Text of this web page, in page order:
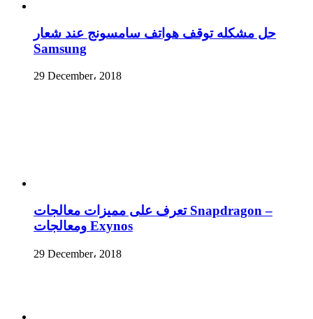
حل مشكله توقف هواتف سامسونج عند شعار
Samsung
29 December، 2018
تعرف على مميزات معالجات Snapdragon –
ومعالجات Exynos
29 December، 2018